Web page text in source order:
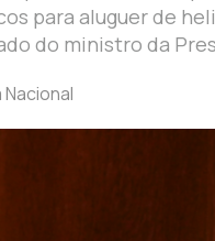
para aluguer de
do ministro da
Nacional